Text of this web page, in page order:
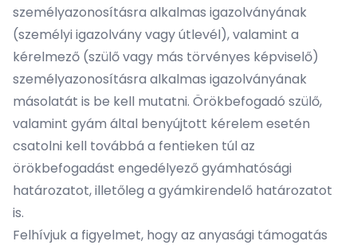
személyazonosításra alkalmas igazolványának
(személyi igazolvány vagy útlevél), valamint a
kérelmező (szülő vagy más törvényes képviselő)
személyazonosításra alkalmas igazolványának
másolatát is be kell mutatni. Örökbefogadó szülő,
valamint gyám által benyújtott kérelem esetén
csatolni kell továbbá a fentieken túl az
örökbefogadást engedélyező gyámhatósági
határozatot, illetőleg a gyámkirendelő határozatot
is.
Felhívjuk a figyelmet, hogy az anyasági támogatás